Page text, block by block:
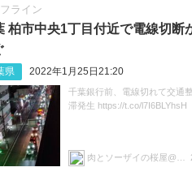
ライン
柏市中央1丁目付近で電線切断
県 2022年1月25日21:20
千葉銀行前、電線切れて交通
滞発生 https://t.co/l7I6BLYhsH